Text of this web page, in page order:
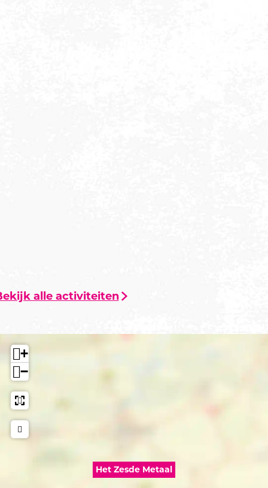
alle activiteiten
Het Zesde Metaal
+
−